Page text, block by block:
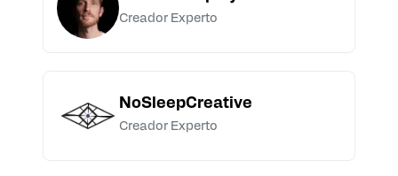
Creador Experto
NoSleepCreative
Creador Experto